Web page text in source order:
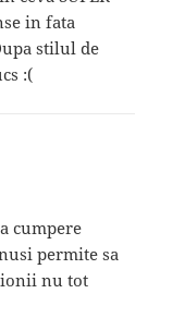
in fata
stilul de
:(
cumpere
permite sa
nu tot